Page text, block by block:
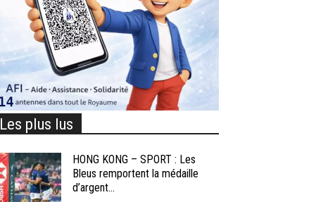
Les plus lus
HONG KONG – SPORT : Les
Bleus remportent la médaille
d’argent...